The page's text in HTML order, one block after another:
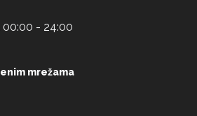
00:00 - 24:00
mrežama